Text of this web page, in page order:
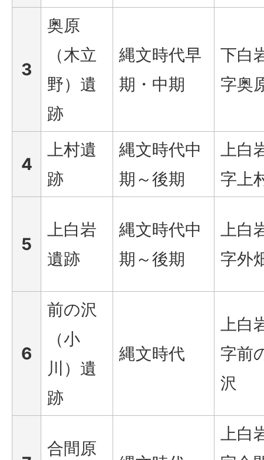
3
奥原
（木立
野）遺
跡
縄文時代早
期・中期
下白
字奥
4
上村遺
跡
縄文時代中
期～後期
上白
字上
5
上白岩
遺跡
縄文時代中
期～後期
上白
字外
6
前の沢
（小
川）遺
跡
縄文時代
上白
字前
沢
合間原
上白